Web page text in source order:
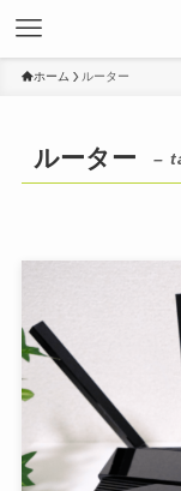
ホーム ルーター
ルーター –